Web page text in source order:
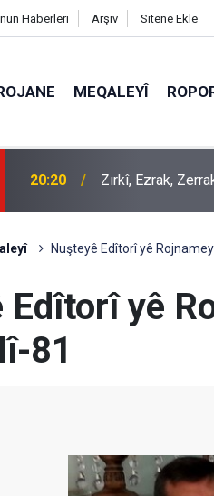
Haberleri Arşiv Sitene Ekle
MEQALEYÎ
09:56 Ji Zilma
Nuşteyê Edîtorî yê
Edîtorî yê
81